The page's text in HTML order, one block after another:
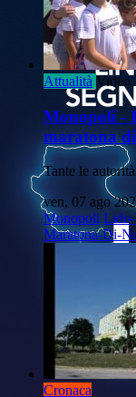
Attualità Video
Monopoli -
maratona
Tante le
ven, 07 ago
Monopoli Lido-
Maratona-Di-
Cronaca